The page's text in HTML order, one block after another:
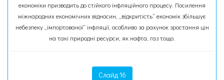
економіки призводить до стійкого інфляційного процесу. Посилення
міжнародних економічних відносин, „відкритість” економік збільшує
небезпеку „імпортованої” інфляції, особливо за рахунок зростання цін
на такі природні ресурси, як нафта, газ тощо.
Слайд 16